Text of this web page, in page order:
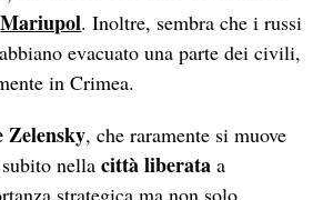
Mariupol. Inoltre, sembra che i russi
evacuato una parte dei civili,
in Crimea.
Zelensky, che raramente si muove
subito nellacittà liberata a
strategica ma non solo.